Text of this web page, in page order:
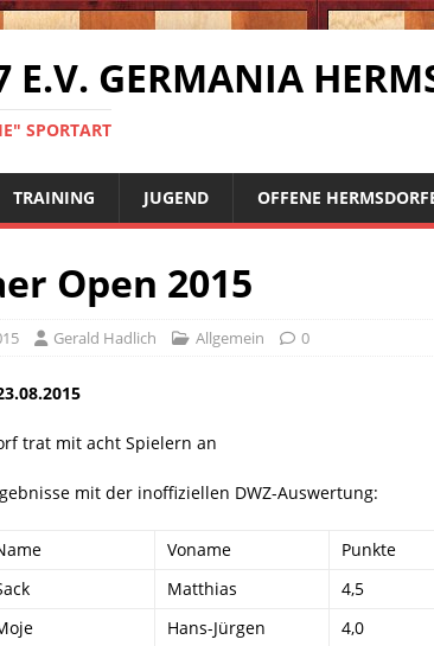
E.V. GERMANIA
SPORTART
TRAINING JUGEND OFFENE
Open 2015
Gerald Hadlich Allgemein 0
trat mit acht Spielern an
mit der inoffiziellen DWZ-Auswertung:
Voname Punkte
Matthias 4,5
Hans-Jürgen 4,0